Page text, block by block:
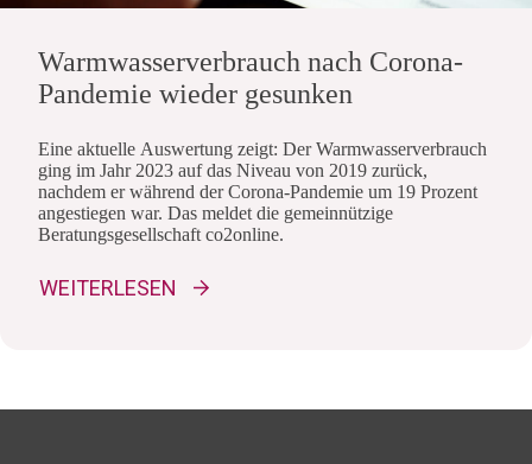
Warmwasserverbrauch nach Corona-
Pandemie wieder gesunken
Eine aktuelle Auswertung zeigt: Der Warmwasserverbrauch
ging im Jahr 2023 auf das Niveau von 2019 zurück,
nachdem er während der Corona-Pandemie um 19 Prozent
angestiegen war. Das meldet die gemeinnützige
Beratungsgesellschaft co2online.
WEITERLESEN